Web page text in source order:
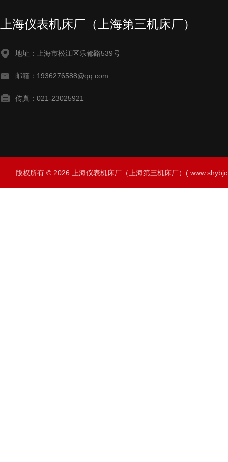
上海仪表机床厂（上海第三机床厂）
地址：上海市松江区乐都路539号
邮箱：1936276588@qq.com
传真：021-23025921
版权所有 © 2026 上海仪表机床厂（上海第三机床厂）(